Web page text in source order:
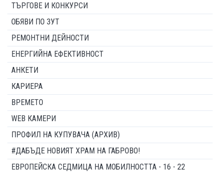
ТЪРГОВЕ И КОНКУРСИ
ОБЯВИ ПО ЗУТ
РЕМОНТНИ ДЕЙНОСТИ
ЕНЕРГИЙНА ЕФЕКТИВНОСТ
АНКЕТИ
КАРИЕРА
ВРЕМЕТО
WEB КАМЕРИ
ПРОФИЛ НА КУПУВАЧА (АРХИВ)
#ДАБЪДЕ НОВИЯТ ХРАМ НА ГАБРОВО!
ЕВРОПЕЙСКА СЕДМИЦА НА МОБИЛНОСТТА - 16 - 22